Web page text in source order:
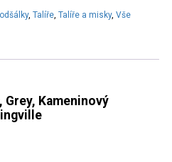
, Talíře, Talíře a misky, Vše
Grey, Kameninový